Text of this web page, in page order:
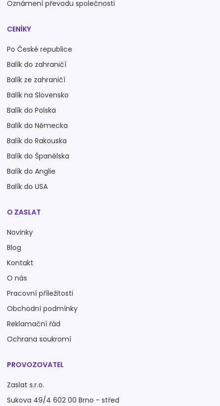
Oznámení převodu společnosti
CENÍKY
Po České republice
Balík do zahraničí
Balík ze zahraničí
Balík na Slovensko
Balík do Polska
Balík do Německa
Balík do Rakouska
Balík do Španělska
Balík do Anglie
Balík do USA
O ZASLAT
Novinky
Blog
Kontakt
O nás
Pracovní příležitosti
Obchodní podmínky
Reklamační řád
Ochrana soukromí
PROVOZOVATEL
Zaslat s.r.o.
Sukova 49/4 602 00 Brno - střed